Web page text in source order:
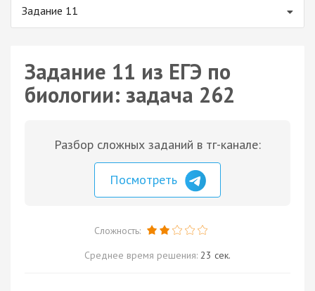
Задание 11
Задание 11 из ЕГЭ по
биологии: задача 262
Разбор сложных заданий в тг-канале:
Посмотреть
Сложность:
Среднее время решения: 23 сек.